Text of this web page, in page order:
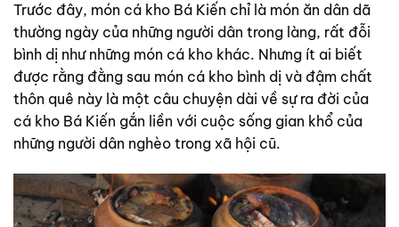
Trước đây, món cá kho Bá Kiến chỉ là món ăn dân dã
thường ngày của những người dân trong làng, rất đỗi
bình dị như những món cá kho khác. Nhưng ít ai biết
được rằng đằng sau món cá kho bình dị và đậm chất
thôn quê này là một câu chuyện dài về sự ra đời của
cá kho Bá Kiến gắn liền với cuộc sống gian khổ của
những người dân nghèo trong xã hội cũ.